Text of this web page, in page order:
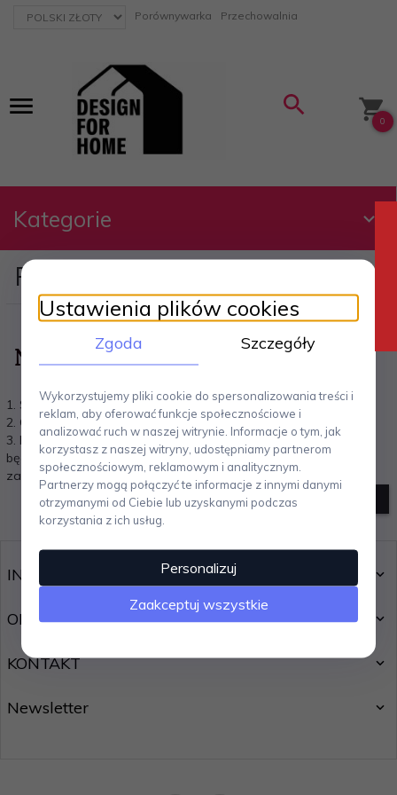
currency_h Porównywarka Przechowalnia
0
Kategorie
Produkty w schowku:
Niestety nie znaleziono produktu!
1. Sprawdź poprawność zapytania i spróbuj ponownie.
2. Ogranicz szukane słowa do jednego lub dwóch.
3. Podaj ogólną nazwę produktu, którego szukasz. Później
będziesz mógł ograniczyć wyniki wyszukiwania korzystając z
zaawansowanych filtrów.
szukanie zaawansowane
INFORMACJE
OBSŁUGA KLIENTA
KONTAKT
Newsletter
Ustawienia plików cookies
Zgoda Szczegóły
Wykorzystujemy pliki cookie do spersonalizowania treści i
reklam, aby oferować funkcje społecznościowe i
analizować ruch w naszej witrynie. Informacje o tym, jak
korzystasz z naszej witryny, udostępniamy partnerom
społecznościowym, reklamowym i analitycznym.
Partnerzy mogą połączyć te informacje z innymi danymi
otrzymanymi od Ciebie lub uzyskanymi podczas
korzystania z ich usług.
Personalizuj
Zaakceptuj wszystkie